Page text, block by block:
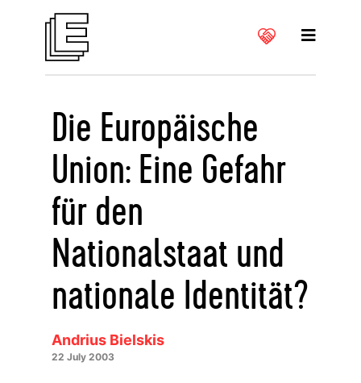
Die Europäische
Union: Eine Gefahr
für den
Nationalstaat und
nationale Identität?
Andrius Bielskis
22 July 2003